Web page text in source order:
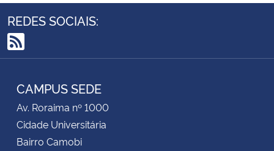
REDES SOCIAIS:
RSS
CAMPUS SEDE
Av. Roraima nº 1000
Cidade Universitária
Bairro Camobi